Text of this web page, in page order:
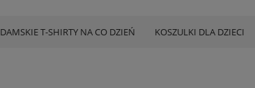
DAMSKIE T-SHIRTY NA CO DZIEŃ KOSZULKI DLA DZIECI